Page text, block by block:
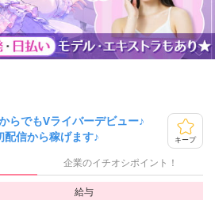
らでもVライバーデビュー♪
信から稼げます♪
キープ
企業のイチオシポイント！
給与